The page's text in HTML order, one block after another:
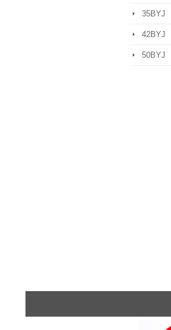
35BYJ
42BYJ
50BYJ